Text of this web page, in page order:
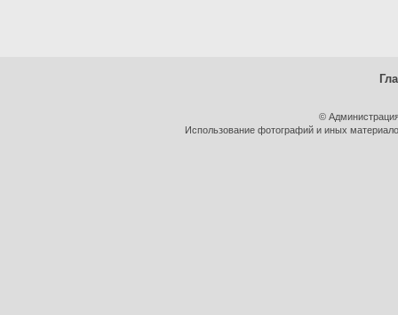
©
Использование фотографий и иных